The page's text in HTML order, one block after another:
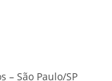
– São Paulo/SP